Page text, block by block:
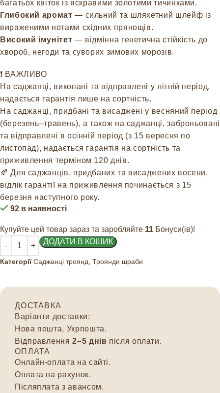
багатьох квіток із яскравими золотими тичинками.
Глибокий аромат — сильний та шляхетний шлейф із
вираженими нотами східних прянощів.
Високий імунітет — відмінна генетична стійкість до
хвороб, негоди та суворих зимових морозів.
❗️ ВАЖЛИВО
На саджанці, викопані та відправлені у літній період,
надається гарантія лише на сортність.
На саджанці, придбані та висаджені у весняний період
(березень–травень), а також на саджанці, заброньовані
та відправлені в осінній період (з 15 вересня по
листопад), надається гарантія на сортність та
приживлення терміном 120 днів.
🍂 Для саджанців, придбаних та висаджених восени,
відлік гарантії на приживлення починається з 15
березня наступного року.
92 в наявності
Купуйте цей товар зараз та заробляйте 11 Бонуси(ів)!
ДОДАТИ В КОШИК
Категорії Саджанці троянд Троянди шраби
ДОСТАВКА
Варіанти доставки:
Нова пошта, Укрпошта.
Відправлення2–5 днів після оплати.
ОПЛАТА
Онлайн-оплата на сайті.
Оплата на рахунок.
Післяплата з авансом.